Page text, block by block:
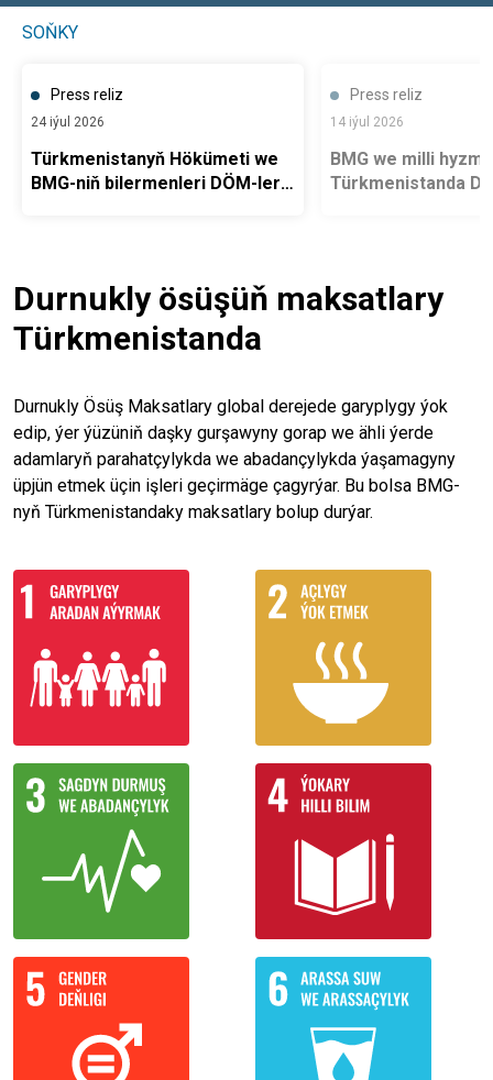
SOŇKY
Press reliz
24 iýul 2026
Türkmenistanyň Hökümeti we
BMG-niň bilermenleri DÖM-leriň
Press reliz
14 iýul 2026
BMG we milli
Türkmenistanda
Durnukly ösüşüň maksatlary
Türkmenistanda
Durnukly Ösüş Maksatlary global derejede garyplygy ýok
edip, ýer ýüzüniň daşky gurşawyny gorap we ähli ýerde
adamlaryň parahatçylykda we abadançylykda ýaşamagyny
üpjün etmek üçin işleri geçirmäge çagyrýar. Bu bolsa BMG-
nyň Türkmenistandaky maksatlary bolup durýar.